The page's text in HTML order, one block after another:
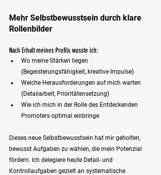
Mehr Selbstbewusstsein durch klare
Rollenbilder
Nach Erhalt meines Profils wusste ich:
Wo meine Stärken liegen
(Begeisterungsfähigkeit, kreative Impulse)
Welche Herausforderungen auf mich warten
(Detailarbeit, Prioritätensetzung)
Wie ich mich in der Rolle des Entdeckenden
Promoters optimal einbringe
Dieses neue Selbstbewusstsein hat mir geholfen,
bewusst Aufgaben zu wählen, die mein Potenzial
fördern. Ich delegiere heute Detail- und
Kontrollaufgaben gezielt an systematische